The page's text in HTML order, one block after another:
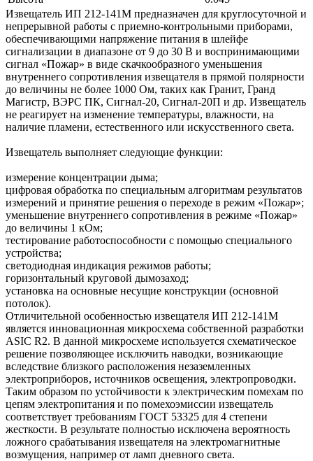
Извещатель ИП 212-141М предназначен для круглосуточной и
непрерывной работы с приемно-контрольными приборами,
обеспечивающими напряжение питания в шлейфе
сигнализации в диапазоне от 9 до 30 В и воспринимающими
сигнал «Пожар» в виде скачкообразного уменьшения
внутреннего сопротивления извещателя в прямой полярности
до величины не более 1000 Ом, таких как Гранит, Гранд
Магистр, ВЭРС ПК, Сигнал-20, Сигнал-20П и др. Извещатель
не реагирует на изменение температуры, влажности, на
наличие пламени, естественного или искусственного света.
Извещатель выполняет следующие функции:
измерение концентрации дыма;
цифровая обработка по специальным алгоритмам результатов
измерений и принятие решения о переходе в режим «Пожар»;
уменьшение внутреннего сопротивления в режиме «Пожар»
до величины 1 кОм;
тестирование работоспособности с помощью специального
устройства;
светодиодная индикация режимов работы;
горизонтальный круговой дымозаход;
установка на основные несущие конструкции (основной
потолок).
Отличительной особенностью извещателя ИП 212-141М
является инновационная микросхема собственной разработки
ASIC R2. В данной микросхеме используется схематическое
решение позволяющее исключить наводки, возникающие
вследствие близкого расположения незаземленных
электроприборов, источников освещения, электропроводки.
Таким образом по устойчивости к электрическим помехам по
цепям электропитания и по помехоэмиссии извещатель
соответствует требованиям ГОСТ 53325 для 4 степени
жесткости. В результате полностью исключена вероятность
ложного срабатывания извещателя на электромагнитные
возмущения, например от ламп дневного света.